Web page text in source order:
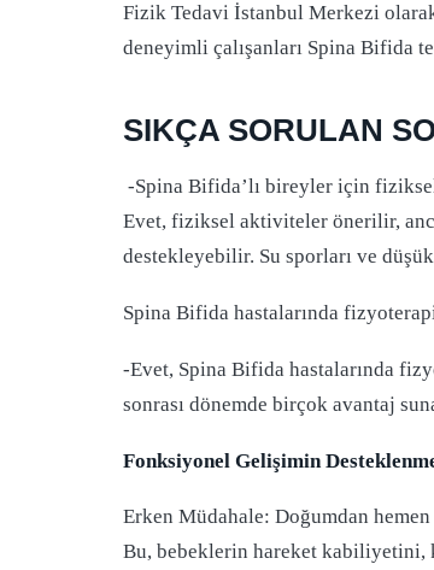
Fizik Tedavi İstanbul Merkezi
deneyimli çalışanları Spina Bifida
SIKÇA SORULAN
-Spina Bifida’lı bireyler için
Evet, fiziksel aktiviteler önerilir,
destekleyebilir. Su sporları ve
Spina Bifida hastalarında
-Evet, Spina Bifida hastalarında
sonrası dönemde birçok avantaj
Fonksiyonel Gelişimin
Erken Müdahale: Doğumdan
Bu, bebeklerin hareket kabiliyetini,